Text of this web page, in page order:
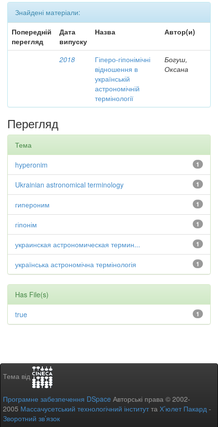
Знайдені матеріали:
Попередній
перегляд
Дата
випуску
Назва Автор(и)
2018
Гіперо-гіпонімічні
відношення в
українській
астрономічній
термінології
Богуш,
Оксана
Перегляд
Тема
1
hyperonim
1
Ukrainian astronomical terminology
1
гипероним
1
гіпонім
1
украинская астрономическая термин...
1
українська астрономічна термінологія
Has File(s)
1
true
Тема від
Програмне забезпечення DSpace Авторські права © 2002-
2005 Массачусетський технологічний інститутта Х’юлет Пакард -
Зворотний зв’язок